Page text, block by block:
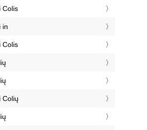
Colis
in
Colis
Colių